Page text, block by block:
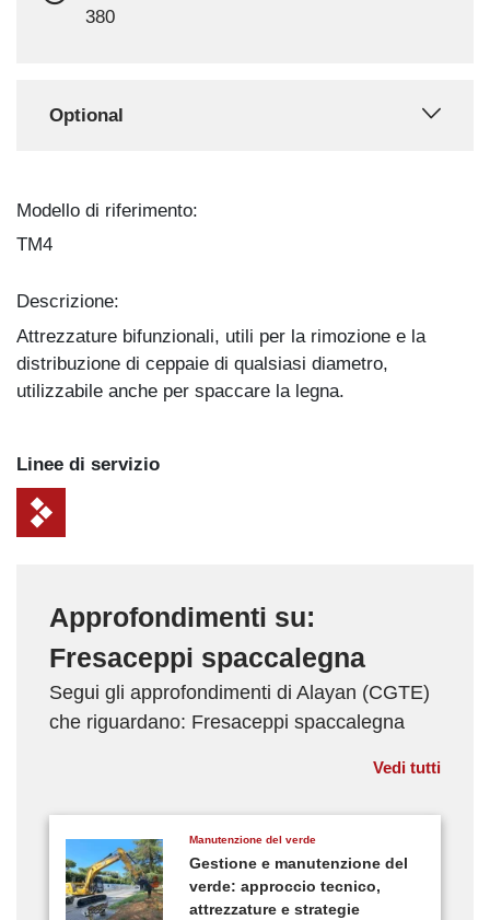
380
Optional
Modello di riferimento:
TM4
Descrizione:
Attrezzature bifunzionali, utili per la rimozione e la
distribuzione di ceppaie di qualsiasi diametro,
utilizzabile anche per spaccare la legna.
Linee di servizio
Approfondimenti su:
Fresaceppi spaccalegna
Vedi tutti
Segui gli approfondimenti di Alayan (CGTE)
che riguardano: Fresaceppi spaccalegna
Manutenzione del verde
Gestione e manutenzione del
verde: approccio tecnico,
attrezzature e strategie